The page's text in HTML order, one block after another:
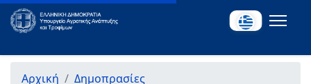
Αρχική
Δημοπρασίες